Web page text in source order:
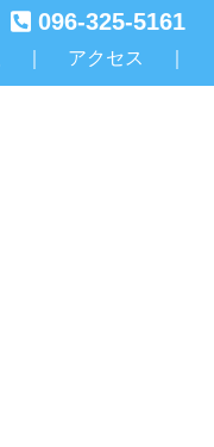
096-325-5161
アクセス